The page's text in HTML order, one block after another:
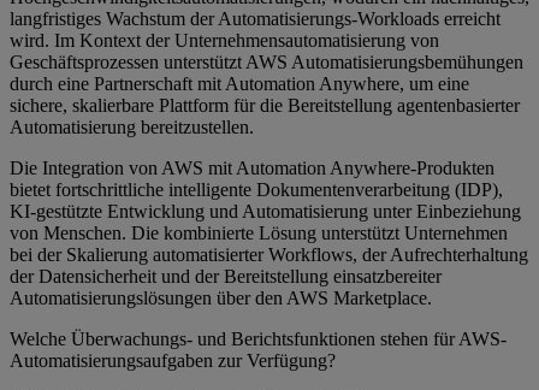
langfristiges Wachstum der Automatisierungs-Workloads erreicht
wird. Im Kontext der Unternehmensautomatisierung von
Geschäftsprozessen unterstützt AWS Automatisierungsbemühungen
durch eine Partnerschaft mit Automation Anywhere, um eine
sichere, skalierbare Plattform für die Bereitstellung agentenbasierter
Automatisierung bereitzustellen.
Die Integration von AWS mit Automation Anywhere-Produkten
bietet fortschrittliche intelligente Dokumentenverarbeitung (IDP),
KI-gestützte Entwicklung und Automatisierung unter Einbeziehung
von Menschen. Die kombinierte Lösung unterstützt Unternehmen
bei der Skalierung automatisierter Workflows, der Aufrechterhaltung
der Datensicherheit und der Bereitstellung einsatzbereiter
Automatisierungslösungen über den AWS Marketplace.
Welche Überwachungs- und Berichtsfunktionen stehen für AWS-
Automatisierungsaufgaben zur Verfügung?